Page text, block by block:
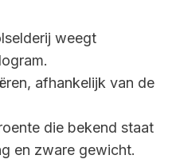
weegt
afhankelijk van de
die bekend staat
en zware gewicht.